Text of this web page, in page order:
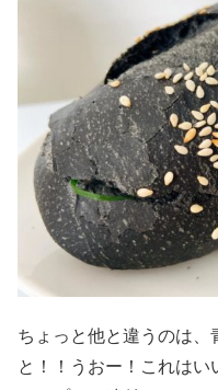
ちょっと他と違うのは、
と！！うおー！これは